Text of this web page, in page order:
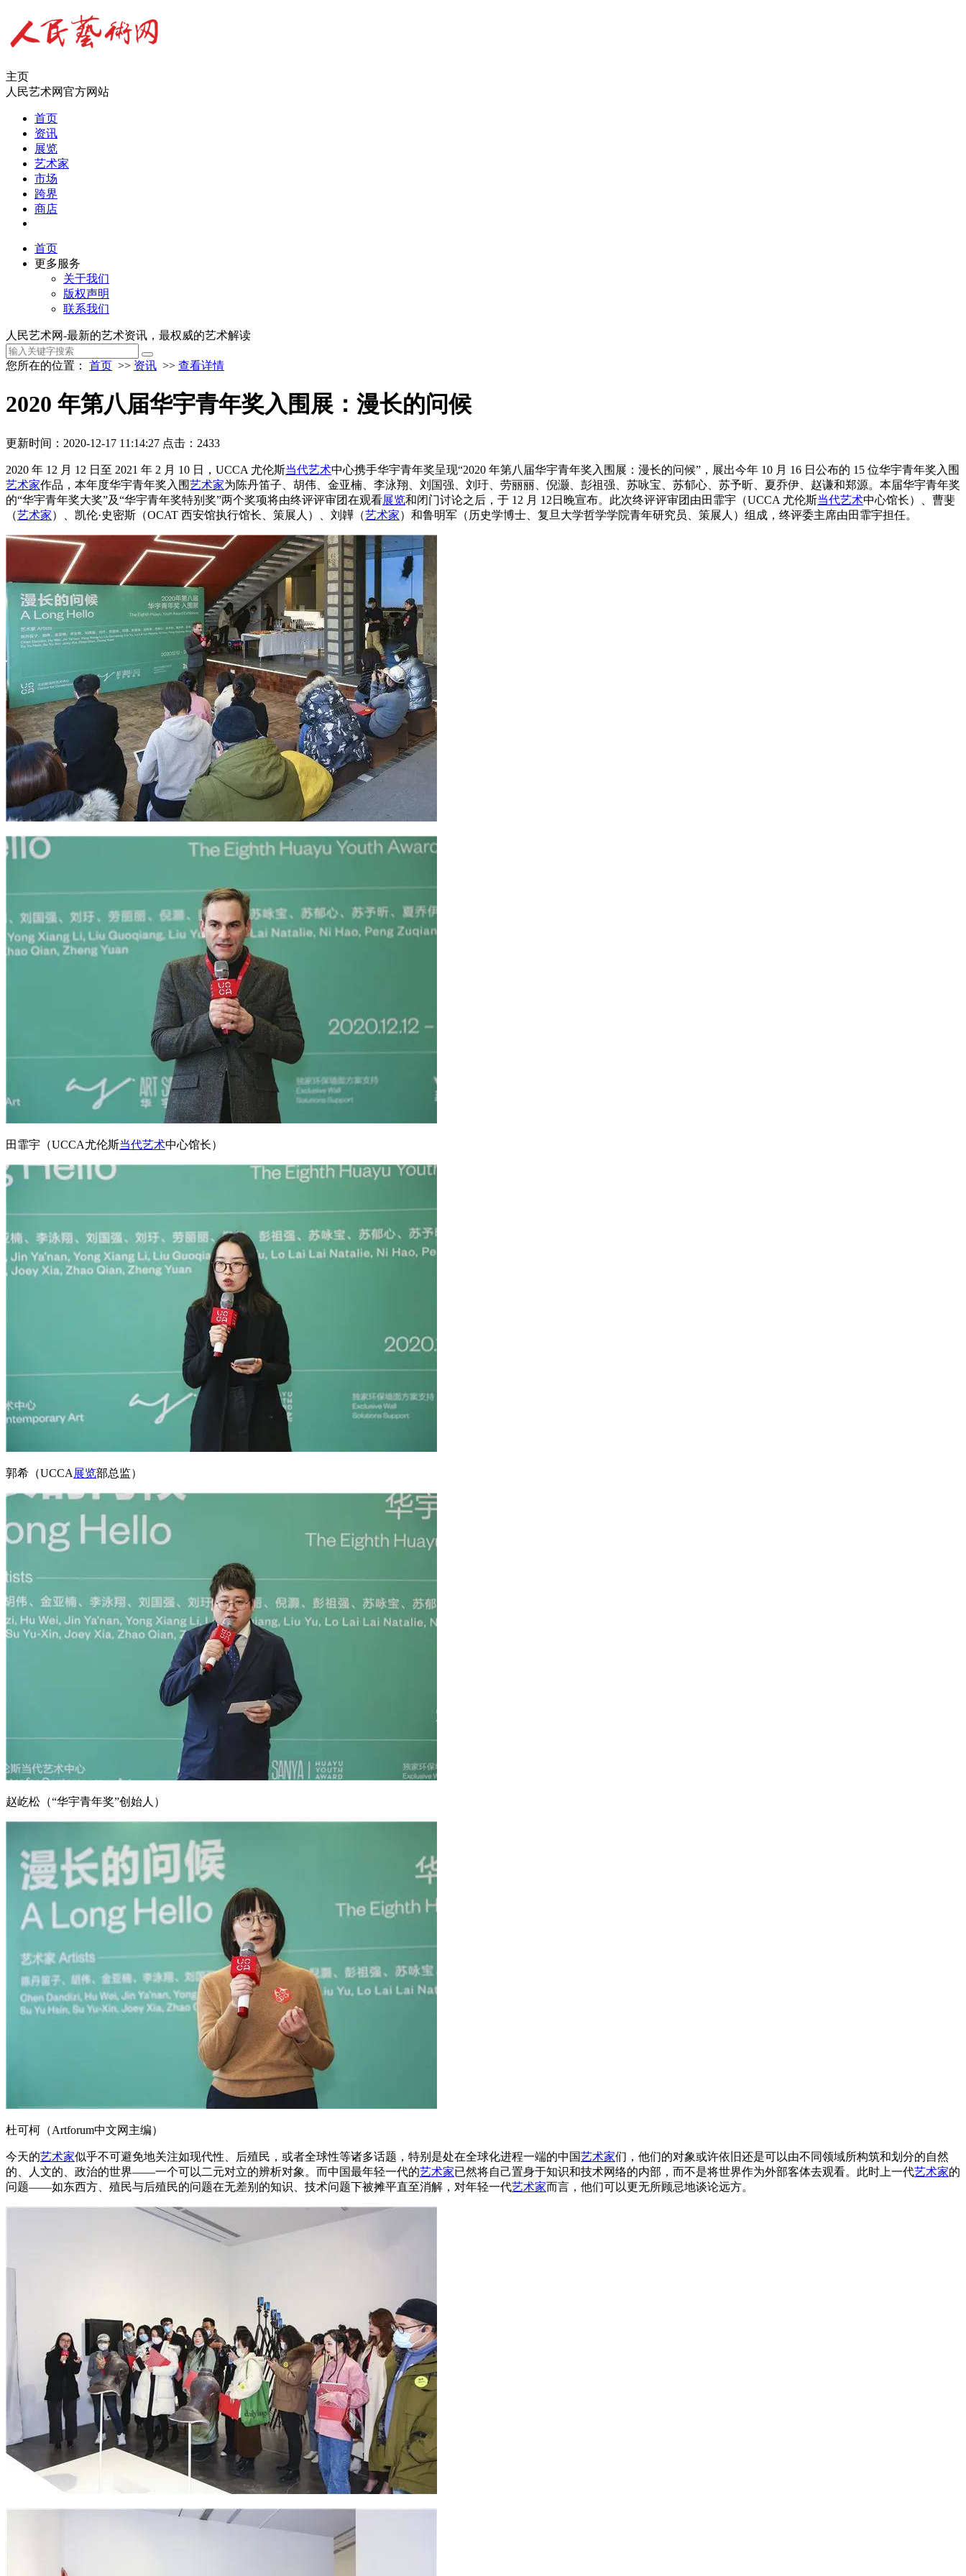
主页
人民艺术网官方网站
首页
资讯
展览
艺术家
市场
跨界
商店
首页
更多服务
关于我们
版权声明
联系我们
人民艺术网-最新的艺术资讯，最权威的艺术解读
您所在的位置： 首页 >> 资讯 >> 查看详情
2020 年第八届华宇青年奖入围展：漫长的问候
更新时间：2020-12-17 11:14:27 点击：2433
2020 年 12 月 12 日至 2021 年 2 月 10 日，UCCA 尤伦斯当代艺术中心携手华宇青年奖呈现“2020 年第八届华宇青年奖入围展：漫长的问候”，展出今年 10 月 16 日公布的 15 位华宇青年奖入围
艺术家作品，本年度华宇青年奖入围艺术家为陈丹笛子、胡伟、金亚楠、李泳翔、刘国强、刘玗、劳丽丽、倪灏、彭祖强、苏咏宝、苏郁心、苏予昕、夏乔伊、赵谦和郑源。本届华宇青年奖
的“华宇青年奖大奖”及“华宇青年奖特别奖”两个奖项将由终评评审团在观看展览和闭门讨论之后，于 12 月 12日晚宣布。此次终评评审团由田霏宇（UCCA 尤伦斯当代艺术中心馆长）、曹斐
（艺术家）、凯伦·史密斯（OCAT 西安馆执行馆长、策展人）、刘韡（艺术家）和鲁明军（历史学博士、复旦大学哲学学院青年研究员、策展人）组成，终评委主席由田霏宇担任。
田霏宇（UCCA尤伦斯当代艺术中心馆长）
郭希（UCCA 展览部总监）
赵屹松（“华宇青年奖”创始人）
杜可柯（Artforum中文网主编）
今天的艺术家似乎不可避免地关注如现代性、后殖民，或者全球性等诸多话题，特别是处在全球化进程一端的中国艺术家们，他们的对象或许依旧还是可以由不同领域所构筑和划分的自然
的、人文的、政治的世界——一个可以二元对立的辨析对象。而中国最年轻一代的艺术家已然将自己置身于知识和技术网络的内部，而不是将世界作为外部客体去观看。此时上一代艺术家的
问题——如东西方、殖民与后殖民的问题在无差别的知识、技术问题下被摊平直至消解，对年轻一代艺术家而言，他们可以更无所顾忌地谈论远方。